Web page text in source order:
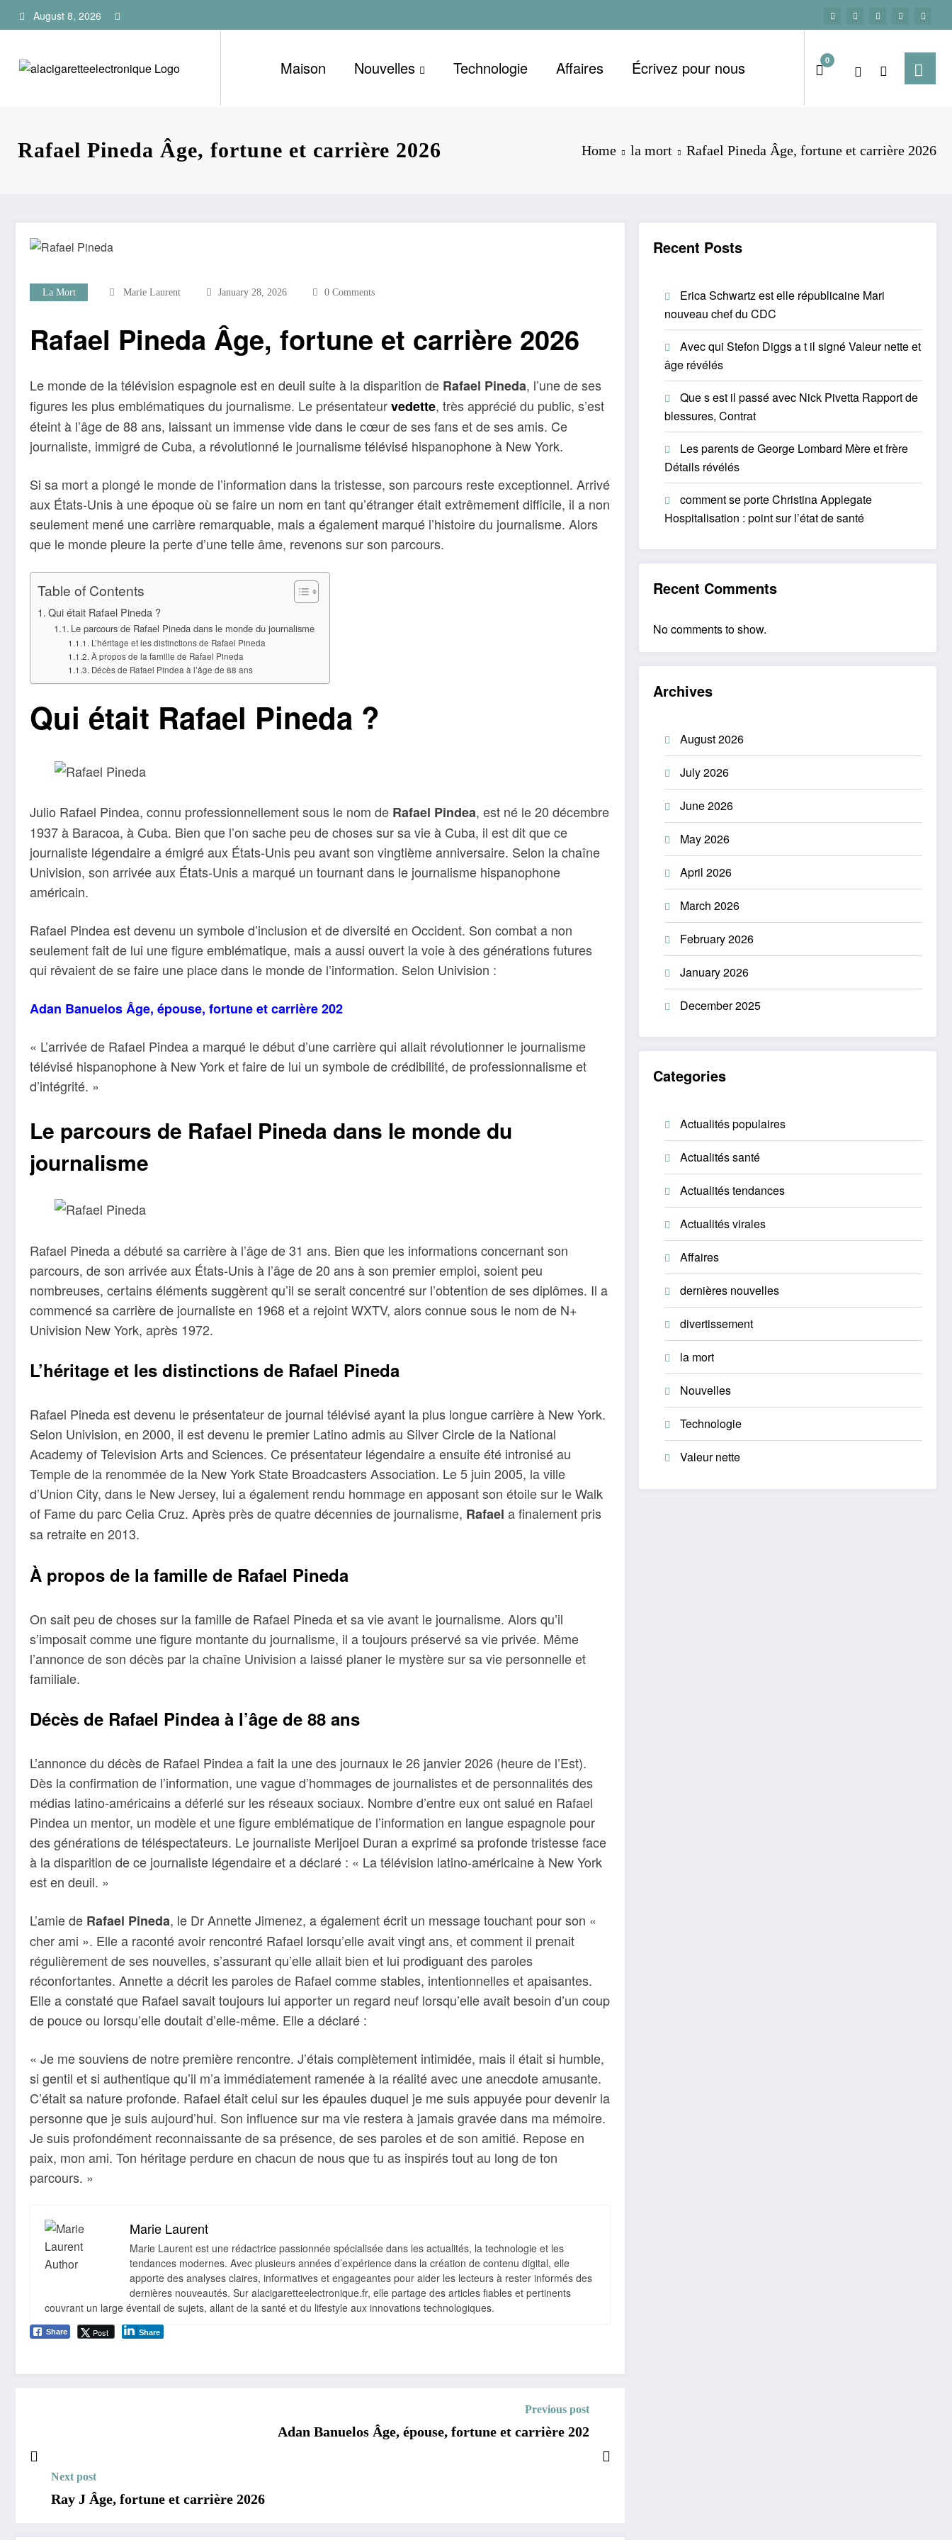
to
August 8, 2026
Maison Nouvelles Technologie Affaires Écrivez pour nous 0
Rafael Pineda Âge, fortune et carrière 2026 Home la mort Rafael Pineda Âge, fortune et carrière 2026
La Mort Marie Laurent January 28, 2026 0 Comments
Rafael Pineda Âge, fortune et carrière 2026
Le monde de la télévision espagnole est en deuil suite à la disparition de Rafael Pineda, l’une de ses
figures les plus emblématiques du journalisme. Le présentateurvedette, très apprécié du public, s’est
éteint à l’âge de 88 ans, laissant un immense vide dans le cœur de ses fans et de ses amis. Ce
journaliste, immigré de Cuba, a révolutionné le journalisme télévisé hispanophone à New York.
Si sa mort a plongé le monde de l’information dans la tristesse, son parcours reste exceptionnel. Arrivé
aux États-Unis à une époque où se faire un nom en tant qu’étranger était extrêmement difficile, il a non
seulement mené une carrière remarquable, mais a également marqué l’histoire du journalisme. Alors
que le monde pleure la perte d’une telle âme, revenons sur son parcours.
Table of Contents
Qui était Rafael Pineda ?
Le parcours de Rafael Pineda dans le monde du journalisme
L’héritage et les distinctions de Rafael Pineda
À propos de la famille de Rafael Pineda
Décès de Rafael Pindea à l’âge de 88 ans
Qui était Rafael Pineda ?
Julio Rafael Pindea, connu professionnellement sous le nom de Rafael Pindea, est né le 20 décembre
1937 à Baracoa, à Cuba. Bien que l’on sache peu de choses sur sa vie à Cuba, il est dit que ce
journaliste légendaire a émigré aux États-Unis peu avant son vingtième anniversaire. Selon la chaîne
Univision, son arrivée aux États-Unis a marqué un tournant dans le journalisme hispanophone
américain.
Rafael Pindea est devenu un symbole d’inclusion et de diversité en Occident. Son combat a non
seulement fait de lui une figure emblématique, mais a aussi ouvert la voie à des générations futures
qui rêvaient de se faire une place dans le monde de l’information. Selon Univision :
Adan Banuelos Âge, épouse, fortune et carrière 202
« L’arrivée de Rafael Pindea a marqué le début d’une carrière qui allait révolutionner le journalisme
télévisé hispanophone à New York et faire de lui un symbole de crédibilité, de professionnalisme et
d’intégrité. »
Le parcours de Rafael Pineda dans le monde du
journalisme
Rafael Pineda a débuté sa carrière à l’âge de 31 ans. Bien que les informations concernant son
parcours, de son arrivée aux États-Unis à l’âge de 20 ans à son premier emploi, soient peu
nombreuses, certains éléments suggèrent qu’il se serait concentré sur l’obtention de ses diplômes. Il a
commencé sa carrière de journaliste en 1968 et a rejoint WXTV, alors connue sous le nom de N+
Univision New York, après 1972.
L’héritage et les distinctions de Rafael Pineda
Rafael Pineda est devenu le présentateur de journal télévisé ayant la plus longue carrière à New York.
Selon Univision, en 2000, il est devenu le premier Latino admis au Silver Circle de la National
Academy of Television Arts and Sciences. Ce présentateur légendaire a ensuite été intronisé au
Temple de la renommée de la New York State Broadcasters Association. Le 5 juin 2005, la ville
d’Union City, dans le New Jersey, lui a également rendu hommage en apposant son étoile sur le Walk
of Fame du parc Celia Cruz. Après près de quatre décennies de journalisme, Rafael a finalement pris
sa retraite en 2013.
À propos de la famille de Rafael Pineda
On sait peu de choses sur la famille de Rafael Pineda et sa vie avant le journalisme. Alors qu’il
s’imposait comme une figure montante du journalisme, il a toujours préservé sa vie privée. Même
l’annonce de son décès par la chaîne Univision a laissé planer le mystère sur sa vie personnelle et
familiale.
Décès de Rafael Pindea à l’âge de 88 ans
L’annonce du décès de Rafael Pindea a fait la une des journaux le 26 janvier 2026 (heure de l’Est).
Dès la confirmation de l’information, une vague d’hommages de journalistes et de personnalités des
médias latino-américains a déferlé sur les réseaux sociaux. Nombre d’entre eux ont salué en Rafael
Pindea un mentor, un modèle et une figure emblématique de l’information en langue espagnole pour
des générations de téléspectateurs. Le journaliste Merijoel Duran a exprimé sa profonde tristesse face
à la disparition de ce journaliste légendaire et a déclaré : « La télévision latino-américaine à New York
est en deuil. »
L’amie de Rafael Pineda, le Dr Annette Jimenez, a également écrit un message touchant pour son «
cher ami ». Elle a raconté avoir rencontré Rafael lorsqu’elle avait vingt ans, et comment il prenait
régulièrement de ses nouvelles, s’assurant qu’elle allait bien et lui prodiguant des paroles
réconfortantes. Annette a décrit les paroles de Rafael comme stables, intentionnelles et apaisantes.
Elle a constaté que Rafael savait toujours lui apporter un regard neuf lorsqu’elle avait besoin d’un coup
de pouce ou lorsqu’elle doutait d’elle-même. Elle a déclaré :
« Je me souviens de notre première rencontre. J’étais complètement intimidée, mais il était si humble,
si gentil et si authentique qu’il m’a immédiatement ramenée à la réalité avec une anecdote amusante.
C’était sa nature profonde. Rafael était celui sur les épaules duquel je me suis appuyée pour devenir la
personne que je suis aujourd’hui. Son influence sur ma vie restera à jamais gravée dans ma mémoire.
Je suis profondément reconnaissante de sa présence, de ses paroles et de son amitié. Repose en
paix, mon ami. Ton héritage perdure en chacun de nous que tu as inspirés tout au long de ton
parcours. »
Marie Laurent
Marie Laurent est une rédactrice passionnée spécialisée dans les actualités, la technologie et les
tendances modernes. Avec plusieurs années d’expérience dans la création de contenu digital, elle
apporte des analyses claires, informatives et engageantes pour aider les lecteurs à rester informés des
dernières nouveautés. Sur alacigaretteelectronique.fr, elle partage des articles fiables et pertinents
couvrant un large éventail de sujets, allant de la santé et du lifestyle aux innovations technologiques.
Share Post Share
Previous post
Adan Banuelos Âge, épouse, fortune et carrière 202
Next post
Ray J Âge, fortune et carrière 2026
Recent Posts
Erica Schwartz est elle républicaine Mari
nouveau chef du CDC
Avec qui Stefon Diggs a t il signé Valeur nette et
âge révélés
Que s est il passé avec Nick Pivetta Rapport de
blessures, Contrat
Les parents de George Lombard Mère et frère
Détails révélés
comment se porte Christina Applegate
Hospitalisation : point sur l’état de santé
Recent Comments
No comments to show.
Archives
August 2026
July 2026
June 2026
May 2026
April 2026
March 2026
February 2026
January 2026
December 2025
Categories
Actualités populaires
Actualités santé
Actualités tendances
Actualités virales
Affaires
dernières nouvelles
divertissement
la mort
Nouvelles
Technologie
Valeur nette